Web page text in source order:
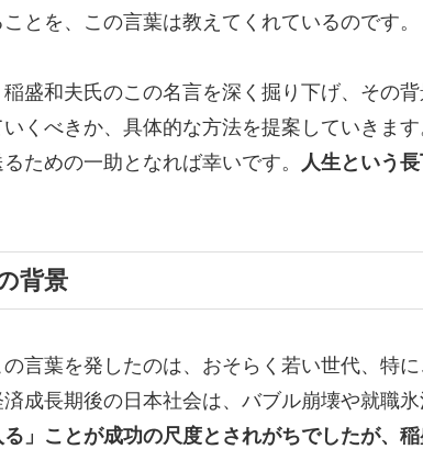
とを、この言葉は教えてくれているのです。
盛和夫氏のこの名言を深く掘り下げ、その
くべきか、具体的な方法を提案していきま
ための一助となれば幸いです。 人生という
背景
言葉を発したのは、おそらく若い世代、特
成長期後の日本社会は、バブル崩壊や就職
」ことが成功の尺度とされがちでしたが、